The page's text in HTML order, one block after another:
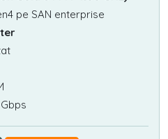
pe SAN enterprise